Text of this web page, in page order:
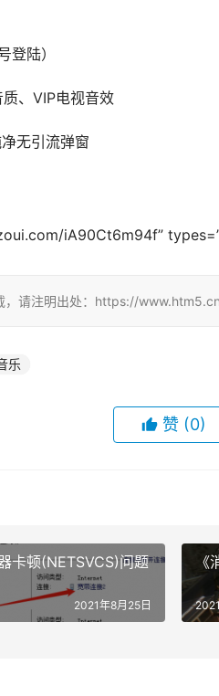
登陆）
、VIP电视音效
无引流弹窗
iA90Ct6m94f”
，请注明出处：https://
乐
赞 (0)
卡顿(NETSVCS)问题
2021年8月25日